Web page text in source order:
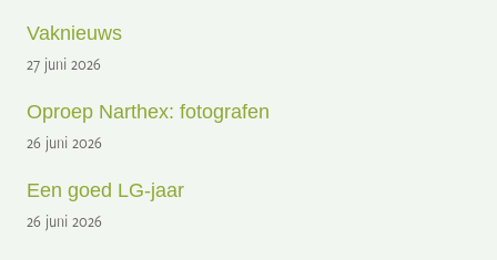
Vaknieuws
27 juni 2026
Oproep Narthex: fotografen
26 juni 2026
Een goed LG-jaar
26 juni 2026